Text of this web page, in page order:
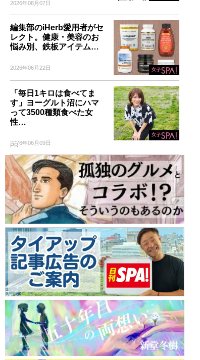
2026年08月07日
編集部のiHerb愛用者がセ
レクト。健康・美容のお
悩み別、鉄板アイテム…
2026年06月22日
「毎日1キロは食べてま
す」ヨーグルト沼にハマ
って3500種類食べた女
性…
2026年06月09日
PR